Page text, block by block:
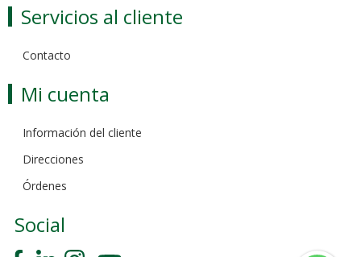
Servicios al cliente
Contacto
Mi cuenta
Información del cliente
Direcciones
Órdenes
Social